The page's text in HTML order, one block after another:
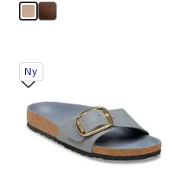
Interaktion
med
prøvefarver
opdatere
produktbilledet
Ny